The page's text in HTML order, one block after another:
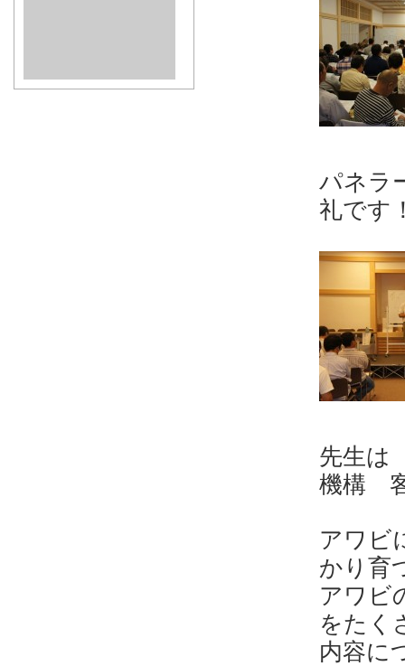
パネラ
礼です
先生は
機構
アワビ
かり育
アワビ
をたく
内容に